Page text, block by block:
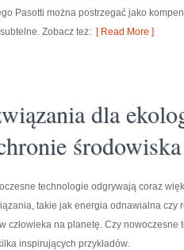
Pasotti można postrzegać jako
Zobacz też: [ Read More ]
dla
środowiska
technologie odgrywają coraz
takie jak energia odnawialna czy
człowieka na planetę. Czy
inspirujących przykładów.